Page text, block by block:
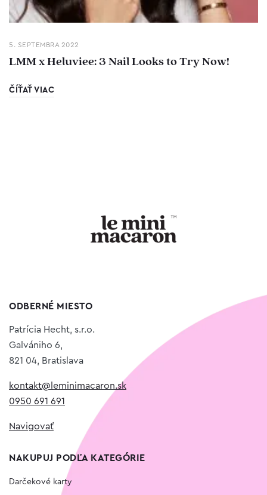
5. SEPTEMBRA 2022
LMM x Heluviee: 3 Nail Looks to Try Now!
ČÍŤAŤ VIAC
ODBERNÉ MIESTO
Patrícia Hecht, s.r.o.
Galvániho 6,
821 04, Bratislava
kontakt@leminimacaron.sk
0950 691 691
Navigovať
NAKUPUJ PODĽA KATEGÓRIE
Darčekové karty